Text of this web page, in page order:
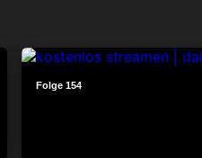
Folge 154